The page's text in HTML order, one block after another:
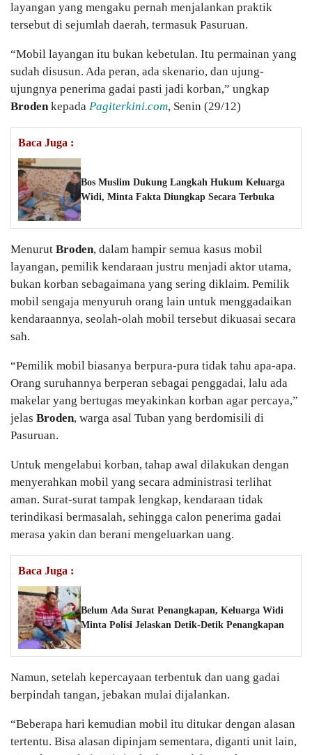
layangan yang mengaku pernah menjalankan praktik
tersebut di sejumlah daerah, termasuk Pasuruan.
“Mobil layangan itu bukan kebetulan. Itu permainan yang
sudah disusun. Ada peran, ada skenario, dan ujung-
ujungnya penerima gadai pasti jadi korban,” ungkap
Brodenkepada Pagiterkini.com, Senin (29/12)
Baca Juga :
Bos Muslim Dukung Langkah Hukum Keluarga
Widi, Minta Fakta Diungkap Secara Terbuka
Menurut Broden, dalam hampir semua kasus mobil
layangan, pemilik kendaraan justru menjadi aktor utama,
bukan korban sebagaimana yang sering diklaim. Pemilik
mobil sengaja menyuruh orang lain untuk menggadaikan
kendaraannya, seolah-olah mobil tersebut dikuasai secara
sah.
“Pemilik mobil biasanya berpura-pura tidak tahu apa-apa.
Orang suruhannya berperan sebagai penggadai, lalu ada
makelar yang bertugas meyakinkan korban agar percaya,”
jelas Broden, warga asal Tuban yang berdomisili di
Pasuruan.
Untuk mengelabui korban, tahap awal dilakukan dengan
menyerahkan mobil yang secara administrasi terlihat
aman. Surat-surat tampak lengkap, kendaraan tidak
terindikasi bermasalah, sehingga calon penerima gadai
merasa yakin dan berani mengeluarkan uang.
Baca Juga :
Belum Ada Surat Penangkapan, Keluarga Widi
Minta Polisi Jelaskan Detik-Detik Penangkapan
Namun, setelah kepercayaan terbentuk dan uang gadai
berpindah tangan, jebakan mulai dijalankan.
“Beberapa hari kemudian mobil itu ditukar dengan alasan
tertentu. Bisa alasan dipinjam sementara, diganti unit lain,